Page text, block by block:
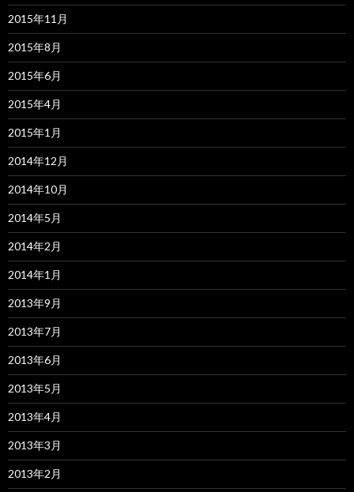
2015年11月
2015年8月
2015年6月
2015年4月
2015年1月
2014年12月
2014年10月
2014年5月
2014年2月
2014年1月
2013年9月
2013年7月
2013年6月
2013年5月
2013年4月
2013年3月
2013年2月